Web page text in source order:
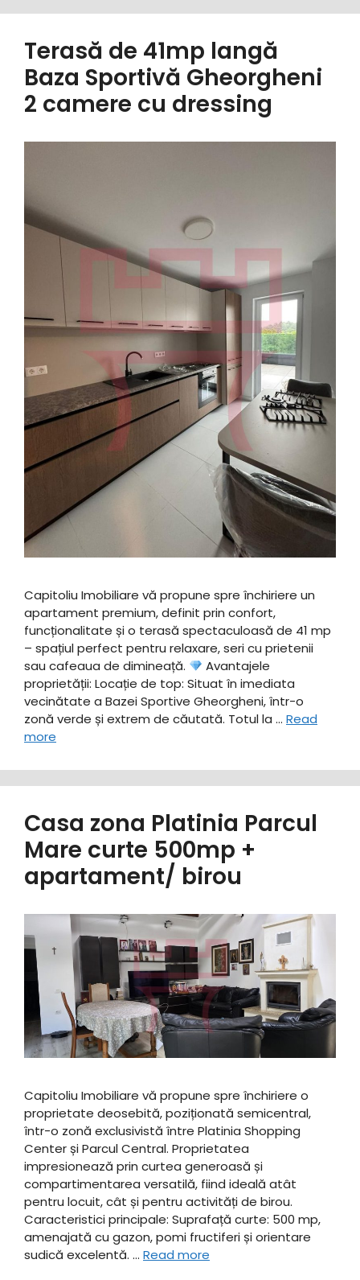
Terasă de 41mp langă
Baza Sportivă Gheorgheni
2 camere cu dressing
Capitoliu Imobiliare vă propune spre închiriere un
apartament premium, definit prin confort,
funcționalitate și o terasă spectaculoasă de 41 mp
– spațiul perfect pentru relaxare, seri cu prietenii
sau cafeaua de dimineață. ​
Avantajele
proprietății: ​Locație de top: Situat în imediata
vecinătate a Bazei Sportive Gheorgheni, într-o
zonă verde și extrem de căutată. ​Totul la … Read
more
Casa zona Platinia Parcul
Mare curte 500mp +
apartament/ birou
Capitoliu Imobiliare vă propune spre închiriere o
proprietate deosebită, poziționată semicentral,
într-o zonă exclusivistă între Platinia Shopping
Center și Parcul Central. Proprietatea
impresionează prin curtea generoasă și
compartimentarea versatilă, fiind ideală atât
pentru locuit, cât și pentru activități de birou. ​
Caracteristici principale: ​Suprafață curte: 500 mp,
amenajată cu gazon, pomi fructiferi și orientare
sudică excelentă. … Read more